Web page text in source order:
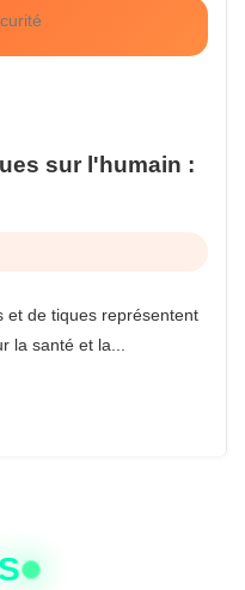
sur l'humain :
et de tiques représentent
la santé et la...